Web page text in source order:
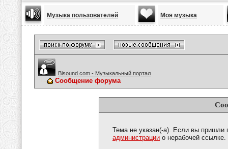
Музыка пользователей Моя музыка
Bisound.com - Музыкальный портал
Сообщение форума
Тема не указан(-а). Если вы пришли
администрации о нерабочей ссылке.